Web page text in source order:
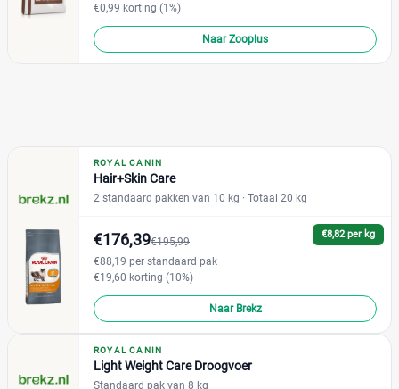
Eieren
(0)
+22 meer
Webshop
(14)
Huisdierenbazaar
€0,99 korting (1%)
Naar Zooplus
ROYAL CANIN
Hair+Skin Care
2 standaard pakken van 10 kg · Totaal 20 kg
€8,82 per kg
€176,39€195,99
€88,19 per standaard pak
€19,60 korting (10%)
Naar Brekz
ROYAL CANIN
Light Weight Care Droogvoer
Standaard pak van 8 kg